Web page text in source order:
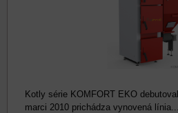
Kotly série KOMFORT EKO
marci 2010 prichádza vynovená línia...